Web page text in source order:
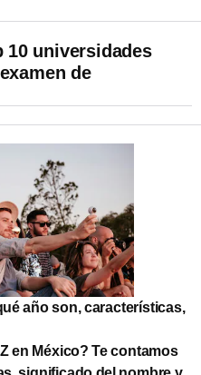
10 universidades
de
año son, características,
en México? Te contamos